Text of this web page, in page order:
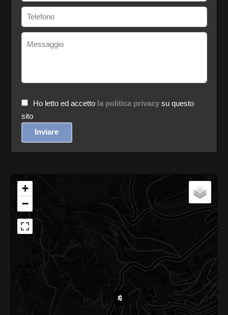
Ho letto ed accetto la politica privacysu questo
sito
Inviare
+
−